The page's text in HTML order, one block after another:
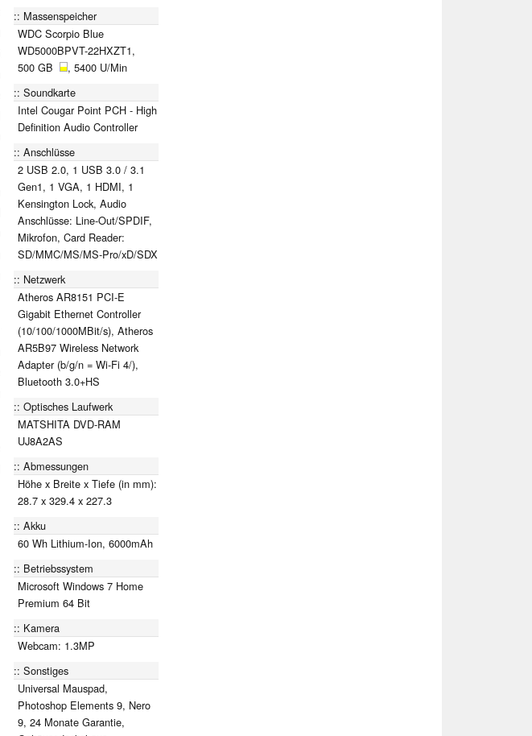
Massenspeicher
WDC Scorpio Blue
WD5000BPVT-22HXZT1,
500 GB
, 5400 U/Min
Soundkarte
Intel Cougar Point PCH - High
Definition Audio Controller
Anschlüsse
2 USB 2.0, 1 USB 3.0 / 3.1
Gen1, 1 VGA, 1 HDMI, 1
Kensington Lock, Audio
Anschlüsse: Line-Out/SPDIF,
Mikrofon, Card Reader:
SD/MMC/MS/MS-Pro/xD/SDX
Netzwerk
Atheros AR8151 PCI-E
Gigabit Ethernet Controller
(10/100/1000MBit/s), Atheros
AR5B97 Wireless Network
Adapter (b/g/n = Wi-Fi 4/),
Bluetooth 3.0+HS
Optisches Laufwerk
MATSHITA DVD-RAM
UJ8A2AS
Abmessungen
Höhe x Breite x Tiefe (in mm):
28.7 x 329.4 x 227.3
Akku
60 Wh Lithium-Ion, 6000mAh
Betriebssystem
Microsoft Windows 7 Home
Premium 64 Bit
Kamera
Webcam: 1.3MP
Sonstiges
Universal Mauspad,
Photoshop Elements 9, Nero
9, 24 Monate Garantie,